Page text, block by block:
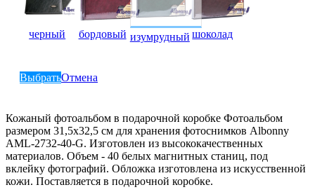
черный бордовый изумрудный шоколад
ВыбратьОтмена
Кожаный фотоальбом в подарочной коробке Фотоальбом
размером 31,5x32,5 см для хранения фотоснимков Albonny
AML-2732-40-G. Изготовлен из высококачественных
материалов. Объем - 40 белых магнитных станиц, под
вклейку фотографий. Обложка изготовлена из искусственной
кожи. Поставляется в подарочной коробке.